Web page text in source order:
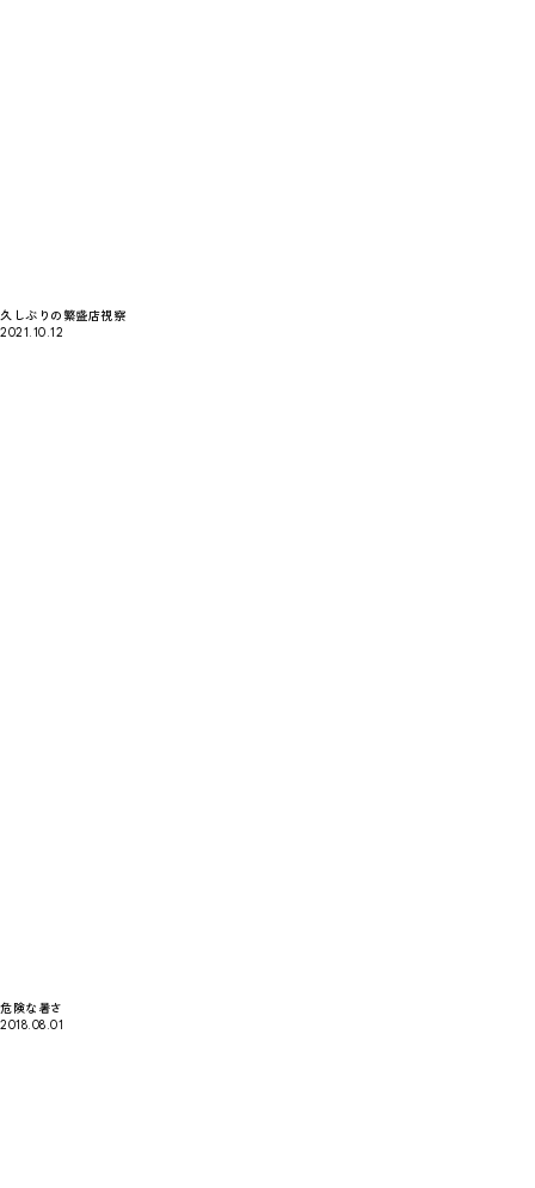
久しぶりの繁盛店視察
2021.10.12
危険な暑さ
2018.08.01